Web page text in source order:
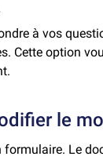
à vos
Cette option
le
formulaire. Le